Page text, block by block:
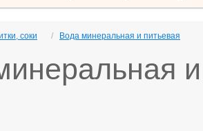
соки / Вода минеральная и питьевая